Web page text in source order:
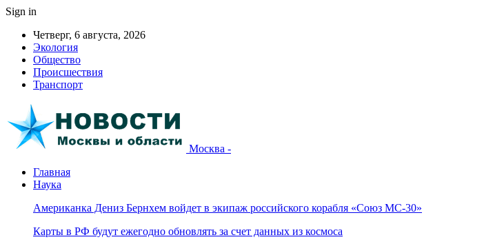
Sign in
Четверг, 6 августа, 2026
Экология
Общество
Происшествия
Транспорт
Москва -
Главная
Наука
Американка Дениз Бернхем войдет в экипаж российского корабля «Союз МС-30»
Карты в РФ будут ежегодно обновлять за счет данных из космоса